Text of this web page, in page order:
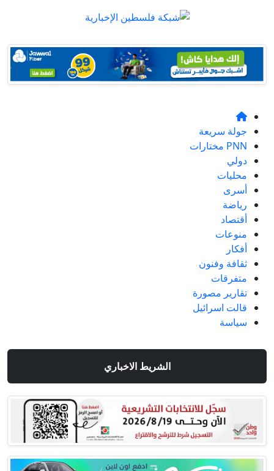
جولة سريعة
PNN مختارات
دولي
محليات
أسرى
رياضة
أقتصاد
منوعات
أفكار
ثقافة وفنون
متفرقات
تقارير مصورة
قالت اسرائيل
سياسة
الشريط الاخباري